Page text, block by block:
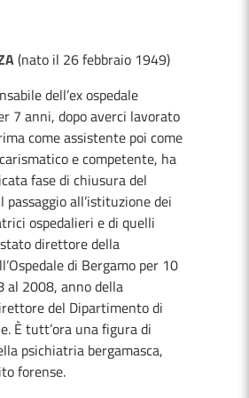
(nato il 26 febbraio 1949)
dell’ex ospedale
7 anni, dopo averci lavorato
come assistente poi come
e competente, ha
fase di chiusura del
passaggio all’istituzione dei
ospedalieri e di quelli
direttore della
di Bergamo per 10
al 2008, anno della
del Dipartimento di
È tutt’ora una figura di
psichiatria bergamasca,
forense.